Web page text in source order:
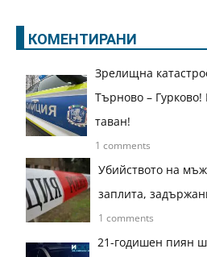
КОМЕНТИРАНИ
Зрелищна
Търново –
таван!
1 comments
Убийството на
заплита,
1 comments
21-годишен пиян